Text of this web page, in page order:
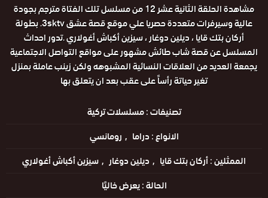
مشاهدة الحلقة الثانية عشر 12 من مسلسل تلك الفتاة مترجم بجودة
عالية وسيرفرات متعددة حصريا علي موقع قصة عشق 3sktv. بطولة
أركان بتك قايا ، ديلين دوغار ، سيزين أكباش أغولاري .تدور احداث
المسلسل عن قصة شاب طائش مشهور على مواقع التواصل الاجتماعية
يجمعة العديد من العلاقات النسائية المشبوهه ولكن زينب عاملة بمنزل
تغير حياتة رأساً على عقب بعد ان يتعلق بها
تصنيفات :مسلسلات تركية
الانواع :دراما
رومانسي
الممثلين :أركان بتك قايا ديلين دوغار
سيزين أكباش أغولاري
الحالة :يعرض خاليًا